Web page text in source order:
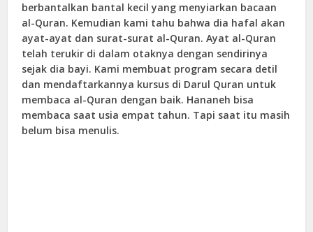
berbantalkan bantal kecil yang menyiarkan bacaan
al-Quran. Kemudian kami tahu bahwa dia hafal akan
ayat-ayat dan surat-surat al-Quran. Ayat al-Quran
telah terukir di dalam otaknya dengan sendirinya
sejak dia bayi. Kami membuat program secara detil
dan mendaftarkannya kursus di Darul Quran untuk
membaca al-Quran dengan baik. Hananeh bisa
membaca saat usia empat tahun. Tapi saat itu masih
belum bisa menulis.